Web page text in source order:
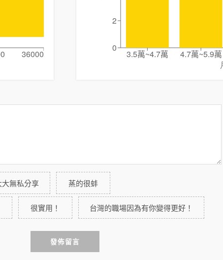
36000
3.5萬~4.7萬 4.7萬~5.9萬
0
2
大無私分享 蒸的很蚌
很實用！ 台灣的職場因為有你變得更好！
發佈留言